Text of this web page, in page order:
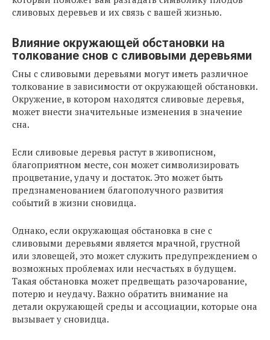
сливовых деревьев и их связь с вашей жизнью.
Влияние окружающей обстановки на
толкование снов с сливовыми деревьями
Сны с сливовыми деревьями могут иметь различное
толкование в зависимости от окружающей обстановки.
Окружение, в котором находятся сливовые деревья,
может внести значительные изменения в значение
сна.
Если сливовые деревья растут в живописном,
благоприятном месте, сон может символизировать
процветание, удачу и достаток. Это может быть
предзнаменованием благополучного развития
событий в жизни сновидца.
Однако, если окружающая обстановка в сне с
сливовыми деревьями является мрачной, грустной
или зловещей, это может служить предупреждением о
возможных проблемах или несчастьях в будущем.
Такая обстановка может предвещать разочарование,
потерю и неудачу. Важно обратить внимание на
детали окружающей среды и ассоциации, которые она
вызывает у сновидца.